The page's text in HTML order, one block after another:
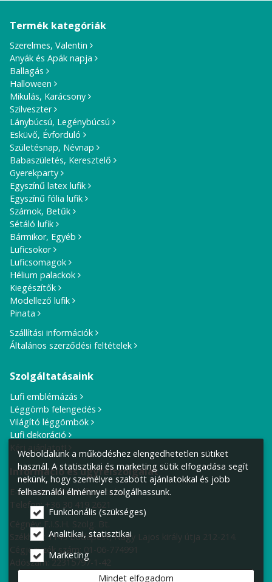
Termék kategóriák
Szerelmes, Valentin
Anyák és Apák napja
Ballagás
Halloween
Mikulás, Karácsony
Szilveszter
Lánybúcsú, Legénybúcsú
Esküvő, Évforduló
Születésnap, Névnap
Babaszületés, Keresztelő
Gyerekparty
Egyszínű latex lufik
Egyszínű fólia lufik
Számok, Betűk
Sétáló lufik
Bármikor, Egyéb
Luficsokor
Luficsomagok
Hélium palackok
Kiegészítők
Modellező lufik
Pinata
Szállítási információk
Általános szerződési feltételek
Szolgáltatásaink
Lufi emblémázás
Léggömb felengedés
Világító léggömbök
Lufi dekoráció
Kérj ajánlatot!
Információ és ügyfélszolgálat
E-mail cím:info@lufiposta.hu
Telefon:+36 30 419 2621
Cégnév: F.I.S.H. Szolg. Bt.
Székhely: 1149 Budapest, Nagy Lajos király útja 212-214.
Cégjegyzék szám: 01-06-774991
Adószám: 22315797-1-42
Weboldalunk a működéshez elengedhetetlen sütiket
használ. A statisztikai és marketing sütik elfogadása segít
nekünk, hogy személyre szabott ajánlatokkal és jobb
felhasználói élménnyel szolgálhassunk.
Funkcionális (szükséges)
Analitikai, statisztikai
Marketing
Mindet elfogadom